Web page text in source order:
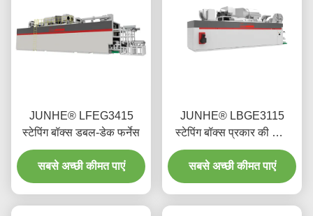
JUNHE® LFEG3415
स्टेपिंग बॉक्स डबल-डेक फर्नेस
सबसे अच्छी कीमत पाएं
JUNHE® LBGE3115
स्टेपिंग बॉक्स प्रकार की त्रि-
आयामी भट्ठी
सबसे अच्छी कीमत पाएं